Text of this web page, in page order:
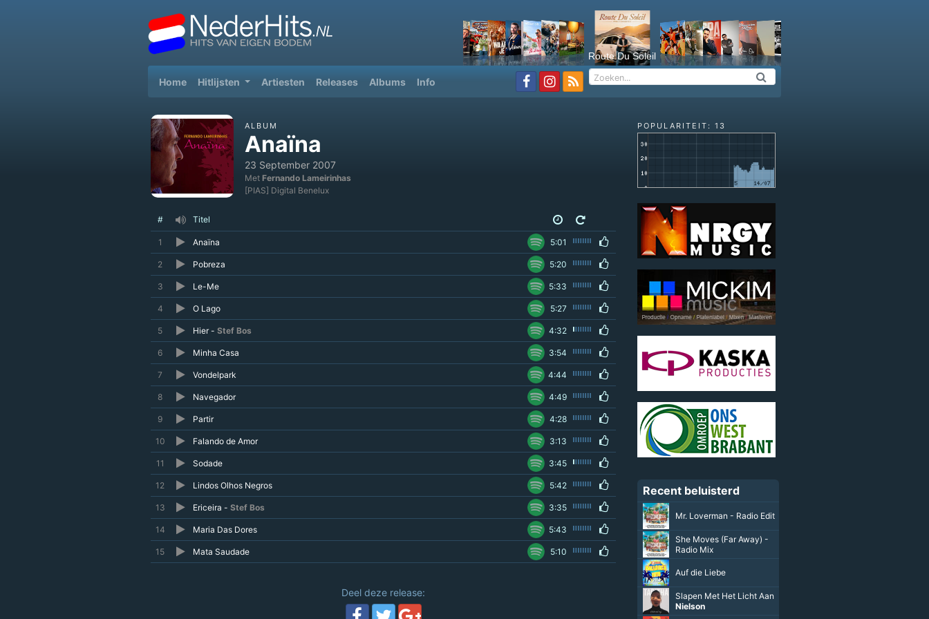
Route Du Soleil
Home(current)
Hitlijsten Artiesten Releases Albums Info
ALBUM
Anaïna
23 September 2007
Met Fernando Lameirinhas
[PIAS] Digital Benelux
# Titel
1 Anaïna 5:01
2 Pobreza 5:20
3 Le-Me 5:33
4 O Lago 5:27
5 Hier - Stef Bos 4:32
6 Minha Casa 3:54
7 Vondelpark 4:44
8 Navegador 4:49
9 Partir 4:28
10 Falando de Amor 3:13
11 Sodade 3:45
12 Lindos Olhos Negros 5:42
13 Ericeira - Stef Bos 3:35
14 Maria Das Dores 5:43
15 Mata Saudade 5:10
Deel deze release:
POPULARITEIT: 13
Recent beluisterd
Mr. Loverman - Radio Edit
She Moves (Far Away) -
Radio Mix
Auf die Liebe
Slapen Met Het Licht Aan
Nielson